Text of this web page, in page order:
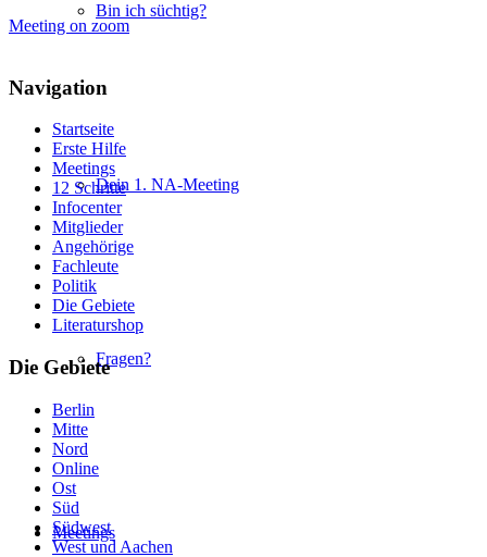
Bin ich süchtig?
Dein 1. NA-Meeting
Fragen?
Meetings
Meeting on zoom
Navigation
Startseite
Erste Hilfe
Meetings
12 Schritte
Infocenter
Mitglieder
Angehörige
Fachleute
Politik
Die Gebiete
Literaturshop
Die Gebiete
Berlin
Mitte
Nord
Online
Ost
Süd
Südwest
West und Aachen